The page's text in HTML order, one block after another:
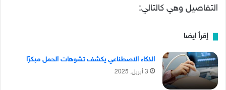
التفاصيل وهي كالتالي:
إقرأ ايضا
الذكاء الاصطناعي يكشف تشوهات الحمل مبكرًا
3 أبريل, 2025